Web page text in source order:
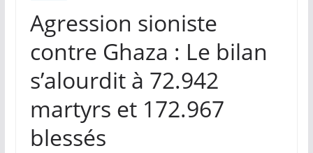
Agression sioniste
contre Ghaza : Le bilan
s’alourdit à 72.942
martyrs et 172.967
blessés